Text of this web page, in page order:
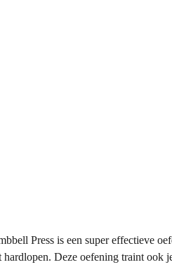
Press is een super effectieve
hardlopen. Deze oefening traint ook